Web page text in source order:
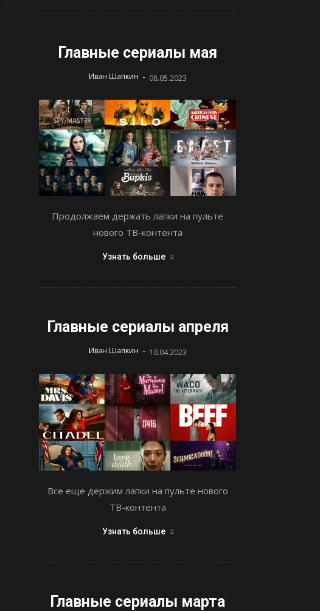
Главные сериалы мая
Иван Шапкин - 08.05.2023
Продолжаем держать лапки на пульте
нового ТВ-контента
Узнать больше
Главные сериалы апреля
Иван Шапкин - 10.04.2023
Все еще держим лапки на пульте нового
ТВ-контента
Узнать больше
Главные сериалы марта